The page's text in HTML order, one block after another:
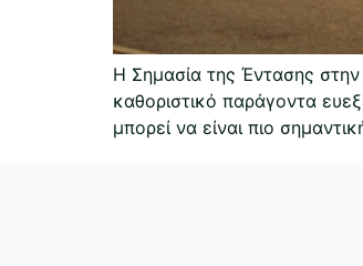
Η Σημασία της Έντασης
καθοριστικό παράγοντα
μπορεί να είναι πιο